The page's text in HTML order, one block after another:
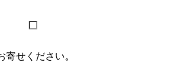
寄せください。